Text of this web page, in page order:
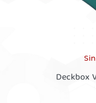
Deckbox